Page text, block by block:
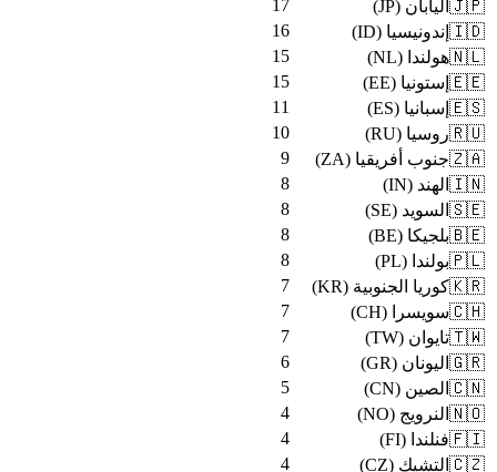
🇯🇵 اليابان (
JP
)
17
🇮🇩 إندونيسيا (
ID
)
16
🇳🇱هولندا (
NL
)
15
🇪🇪 إستونيا (
EE
)
15
🇪🇸 إسبانيا (
ES
)
11
🇷🇺روسيا (
RU
)
10
🇿🇦جنوب أفريقيا (
ZA
)
9
🇮🇳 الهند (
IN
)
8
🇸🇪 السويد (
SE
)
8
🇧🇪بلجيكا (
BE
)
8
🇵🇱بولندا (
PL
)
8
🇰🇷كوريا الجنوبية (
KR
)
7
🇨🇭سويسرا (
CH
)
7
🇹🇼تايوان (
TW
)
7
🇬🇷 اليونان (
GR
)
6
🇨🇳 الصين (
CN
)
5
🇳🇴 النرويج (
NO
)
4
🇫🇮فنلندا (
FI
)
4
🇨🇿 التشيك (
CZ
)
4